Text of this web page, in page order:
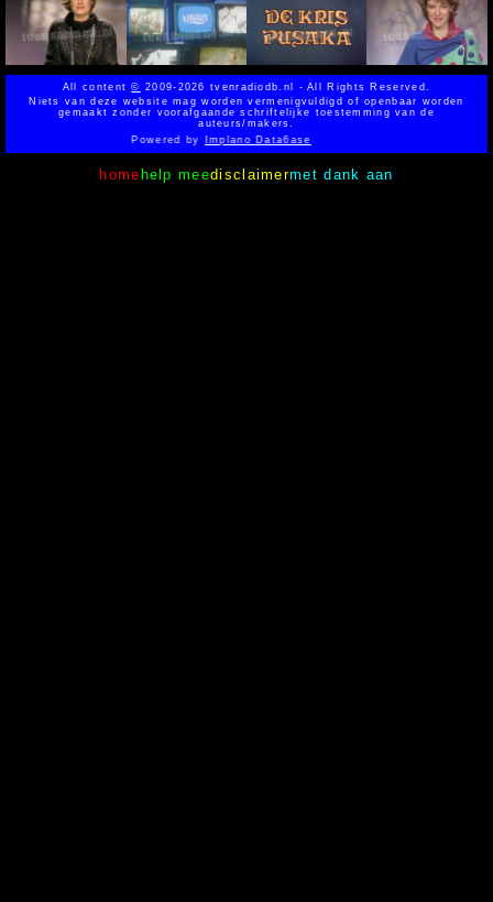
All content© 2009-2026 tvenradiodb.nl - All Rights Reserved.
Niets van deze website mag worden vermenigvuldigd of openbaar worden
gemaakt zonder voorafgaande schriftelijke toestemming van de
auteurs/makers.
Powered by Implano Data6ase
home help meedisclaimermet dank aan